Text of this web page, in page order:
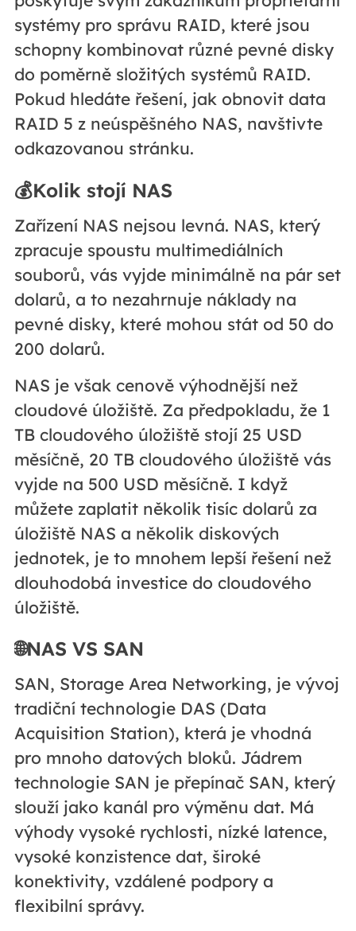
systémy pro správu RAID, které jsou
schopny kombinovat různé pevné disky
do poměrně složitých systémů RAID.
Pokud hledáte řešení, jak obnovit data
RAID 5 z neúspěšného NAS, navštivte
odkazovanou stránku.
💰Kolik stojí NAS
Zařízení NAS nejsou levná. NAS, který
zpracuje spoustu multimediálních
souborů, vás vyjde minimálně na pár set
dolarů, a to nezahrnuje náklady na
pevné disky, které mohou stát od 50 do
200 dolarů.
NAS je však cenově výhodnější než
cloudové úložiště. Za předpokladu, že 1
TB cloudového úložiště stojí 25 USD
měsíčně, 20 TB cloudového úložiště vás
vyjde na 500 USD měsíčně. I když
můžete zaplatit několik tisíc dolarů za
úložiště NAS a několik diskových
jednotek, je to mnohem lepší řešení než
dlouhodobá investice do cloudového
úložiště.
🌐NAS VS SAN
SAN, Storage Area Networking, je vývoj
tradiční technologie DAS (Data
Acquisition Station), která je vhodná
pro mnoho datových bloků. Jádrem
technologie SAN je přepínač SAN, který
slouží jako kanál pro výměnu dat. Má
výhody vysoké rychlosti, nízké latence,
vysoké konzistence dat, široké
konektivity, vzdálené podpory a
flexibilní správy.